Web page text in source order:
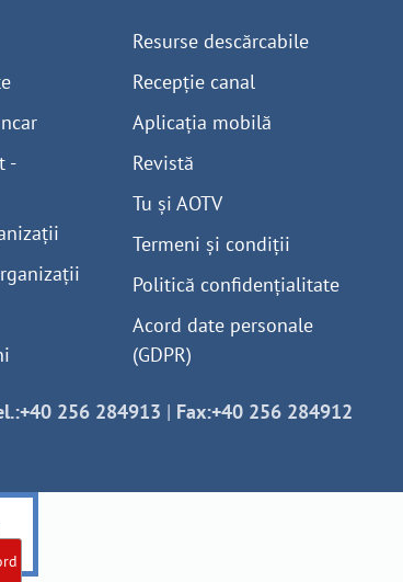
-
Resurse descărcabile
Recepție canal
Aplicația mobilă
Revistă
Tu și AOTV
Termeni și condiții
Politică confidențialitate
Acord date personale
(GDPR)
256 284913 | Fax:+40 256 284912